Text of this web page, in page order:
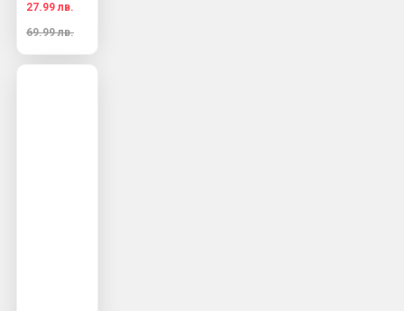
27.99 лв.
69.99 лв.